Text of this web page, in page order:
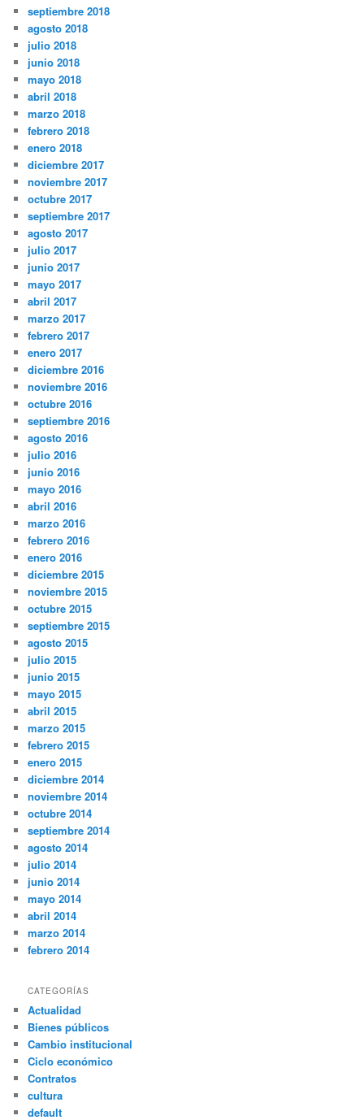
septiembre 2018
agosto 2018
julio 2018
junio 2018
mayo 2018
abril 2018
marzo 2018
febrero 2018
enero 2018
diciembre 2017
noviembre 2017
octubre 2017
septiembre 2017
agosto 2017
julio 2017
junio 2017
mayo 2017
abril 2017
marzo 2017
febrero 2017
enero 2017
diciembre 2016
noviembre 2016
octubre 2016
septiembre 2016
agosto 2016
julio 2016
junio 2016
mayo 2016
abril 2016
marzo 2016
febrero 2016
enero 2016
diciembre 2015
noviembre 2015
octubre 2015
septiembre 2015
agosto 2015
julio 2015
junio 2015
mayo 2015
abril 2015
marzo 2015
febrero 2015
enero 2015
diciembre 2014
noviembre 2014
octubre 2014
septiembre 2014
agosto 2014
julio 2014
junio 2014
mayo 2014
abril 2014
marzo 2014
febrero 2014
CATEGORÍAS
Actualidad
Bienes públicos
Cambio institucional
Ciclo económico
Contratos
cultura
default